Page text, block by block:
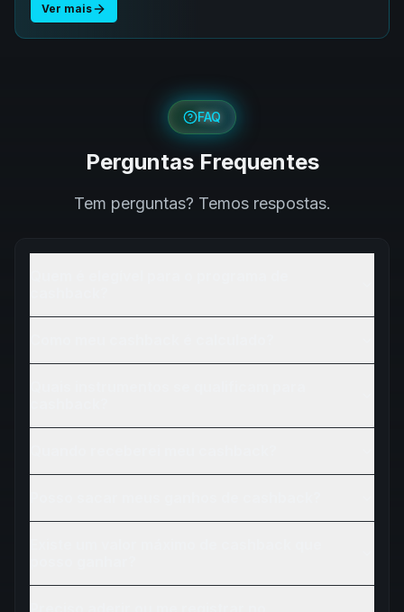
Ver mais
FAQ
Perguntas Frequentes
Tem perguntas? Temos respostas.